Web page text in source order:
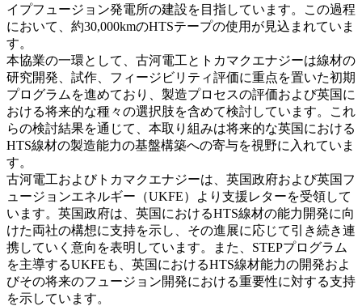
イプフュージョン発電所の建設を目指しています。この過程
において、約30,000kmのHTSテープの使用が見込まれていま
す。
本協業の一環として、古河電工とトカマクエナジーは線材の
研究開発、試作、フィージビリティ評価に重点を置いた初期
プログラムを進めており、製造プロセスの評価および英国に
おける将来的な種々の選択肢を含めて検討しています。これ
らの検討結果を通じて、本取り組みは将来的な英国における
HTS線材の製造能力の基盤構築への寄与を視野に入れていま
す。
古河電工およびトカマクエナジーは、英国政府および英国フ
ュージョンエネルギー（UKFE）より支援レターを受領して
います。英国政府は、英国におけるHTS線材の能力開発に向
けた両社の構想に支持を示し、その進展に応じて引き続き連
携していく意向を表明しています。また、STEPプログラム
を主導するUKFEも、英国におけるHTS線材能力の開発およ
びその将来のフュージョン開発における重要性に対する支持
を示しています。